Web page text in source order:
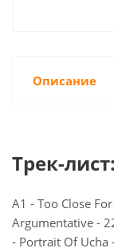
Описание
Трек-лист:
A1 - Too Close
Argumentative -
- Portrait Of Ucha